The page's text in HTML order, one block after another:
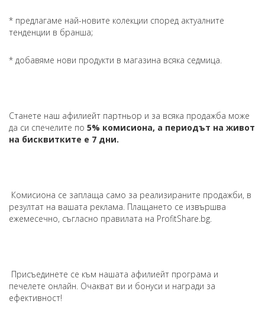
* предлагаме най-новите колекции според актуалните
тенденции в бранша;
* добавяме нови продукти в магазина всяка седмица.
Станете наш афилиейт партньор и за всяка продажба може
да си спечелите по 5% комисиона, а периодът на живот
на бисквитките е 7 дни.
Комисиона се заплаща само за реализираните продажби, в
резултат на вашата реклама. Плащането се извършва
ежемесечно, съгласно правилата на ProfitShare.bg.
Присъединете се към нашата афилиейт програма и
печелете онлайн. Очакват ви и бонуси и награди за
ефективност!